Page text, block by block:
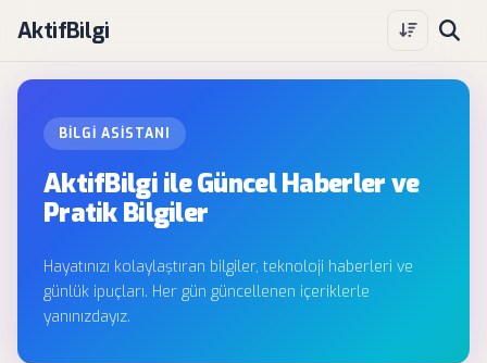
AktifBilgi
BILGI ASISTANI
AktifBilgi ile Güncel Haberler ve
Pratik Bilgiler
Hayatınızı kolaylaştıran bilgiler, teknoloji haberleri ve
günlük ipuçları. Her gün güncellenen içeriklerle
yanınızdayız.